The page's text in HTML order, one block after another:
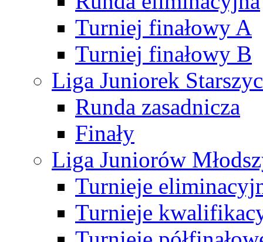
Turniej finałowy A
Turniej finałowy B
Liga Juniorek
Runda zasadnicza
Finały
Liga Juniorów
Turnieje
Turnieje